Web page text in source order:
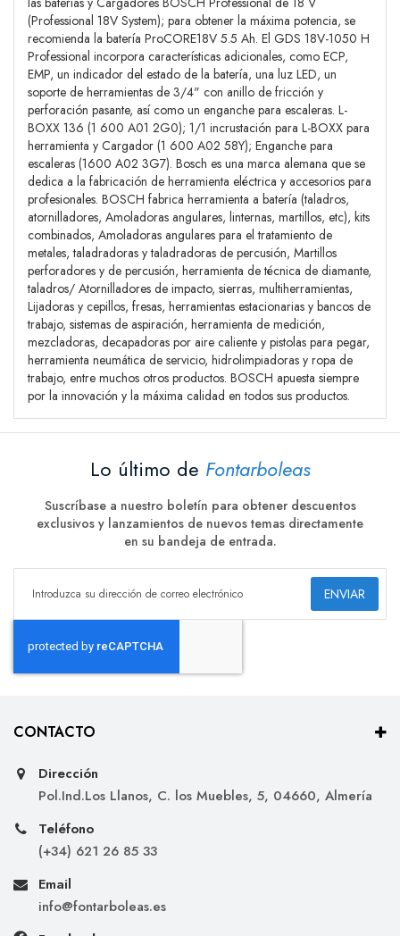
(Professional 18V System); para obtener la máxima potencia, se
recomienda la batería ProCORE18V 5.5 Ah. El GDS 18V-1050 H
Professional incorpora características adicionales, como ECP,
EMP, un indicador del estado de la batería, una luz LED, un
soporte de herramientas de 3/4" con anillo de fricción y
perforación pasante, así como un enganche para escaleras. L-
BOXX 136 (1 600 A01 2G0); 1/1 incrustación para L-BOXX para
herramienta y Cargador (1 600 A02 58Y); Enganche para
escaleras (1600 A02 3G7). Bosch es una marca alemana que se
dedica a la fabricación de herramienta eléctrica y accesorios para
profesionales. BOSCH fabrica herramienta a batería (taladros,
atornilladores, Amoladoras angulares, linternas, martillos, etc), kits
combinados, Amoladoras angulares para el tratamiento de
metales, taladradoras y taladradoras de percusión, Martillos
perforadores y de percusión, herramienta de técnica de diamante,
taladros/ Atornilladores de impacto, sierras, multiherramientas,
Lijadoras y cepillos, fresas, herramientas estacionarias y bancos de
trabajo, sistemas de aspiración, herramienta de medición,
mezcladoras, decapadoras por aire caliente y pistolas para pegar,
herramienta neumática de servicio, hidrolimpiadoras y ropa de
trabajo, entre muchos otros productos. BOSCH apuesta siempre
por la innovación y la máxima calidad en todos sus productos.
Lo último de Fontarboleas
Suscríbase a nuestro boletín para obtener descuentos
exclusivos y lanzamientos de nuevos temas directamente
en su bandeja de entrada.
ENVIAR
CONTACTO
Dirección
Pol.Ind.Los Llanos, C. los Muebles, 5, 04660, Almería
Teléfono
(+34) 621 26 85 33
Email
info@fontarboleas.es